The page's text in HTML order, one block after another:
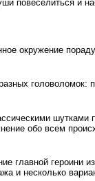
повеселиться и
окружение
головоломок:
обо всем
главной героини
и несколько